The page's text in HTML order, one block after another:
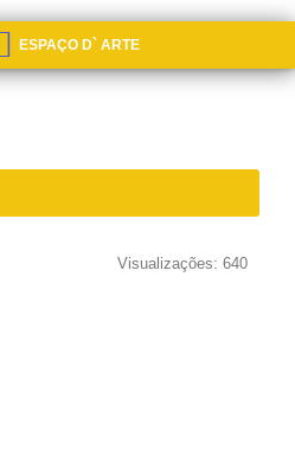
ESPAÇO D` ARTE
Visualizações: 640